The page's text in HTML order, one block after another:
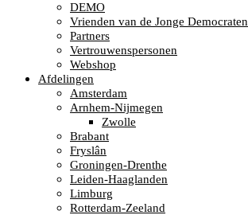
DEMO
Vrienden van de Jonge Democraten
Partners
Vertrouwenspersonen
Webshop
Afdelingen
Amsterdam
Arnhem-Nijmegen
Zwolle
Brabant
Fryslân
Groningen-Drenthe
Leiden-Haaglanden
Limburg
Rotterdam-Zeeland